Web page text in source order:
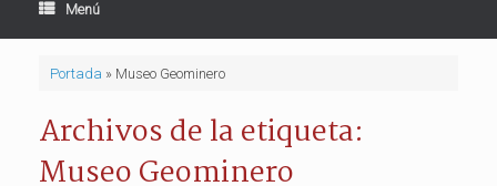
Menú
Portada » Museo Geominero
Archivos de la etiqueta:
Museo Geominero